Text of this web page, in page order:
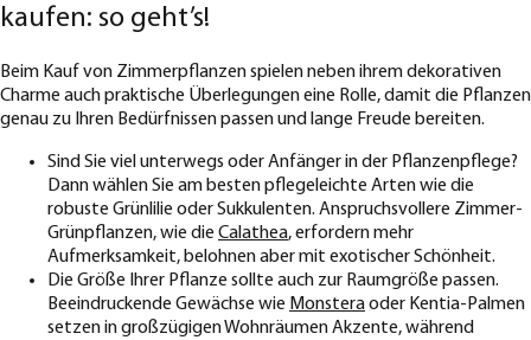
kaufen: so geht’s!
Beim Kauf von Zimmerpflanzen spielen neben ihrem dekorativen
Charme auch praktische Überlegungen eine Rolle, damit die Pflanzen
genau zu Ihren Bedürfnissen passen und lange Freude bereiten.
Sind Sie viel unterwegs oder Anfänger in der Pflanzenpflege?
Dann wählen Sie am besten pflegeleichte Arten wie die
robuste Grünlilie oder Sukkulenten. Anspruchsvollere Zimmer-
Grünpflanzen, wie die Calathea, erfordern mehr
Aufmerksamkeit, belohnen aber mit exotischer Schönheit.
Die Größe Ihrer Pflanze sollte auch zur Raumgröße passen.
Beeindruckende Gewächse wie Monsteraoder Kentia-Palmen
setzen in großzügigen Wohnräumen Akzente, während